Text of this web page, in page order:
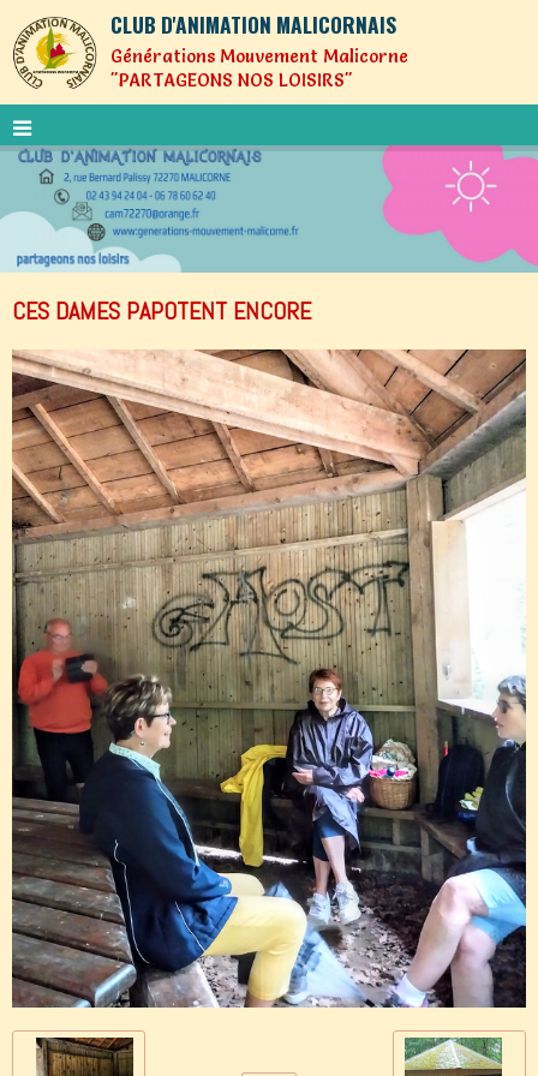
CLUB D'ANIMATION MALICORNAIS
Générations Mouvement Malicorne
"PARTAGEONS NOS LOISIRS"
CES DAMES PAPOTENT ENCORE